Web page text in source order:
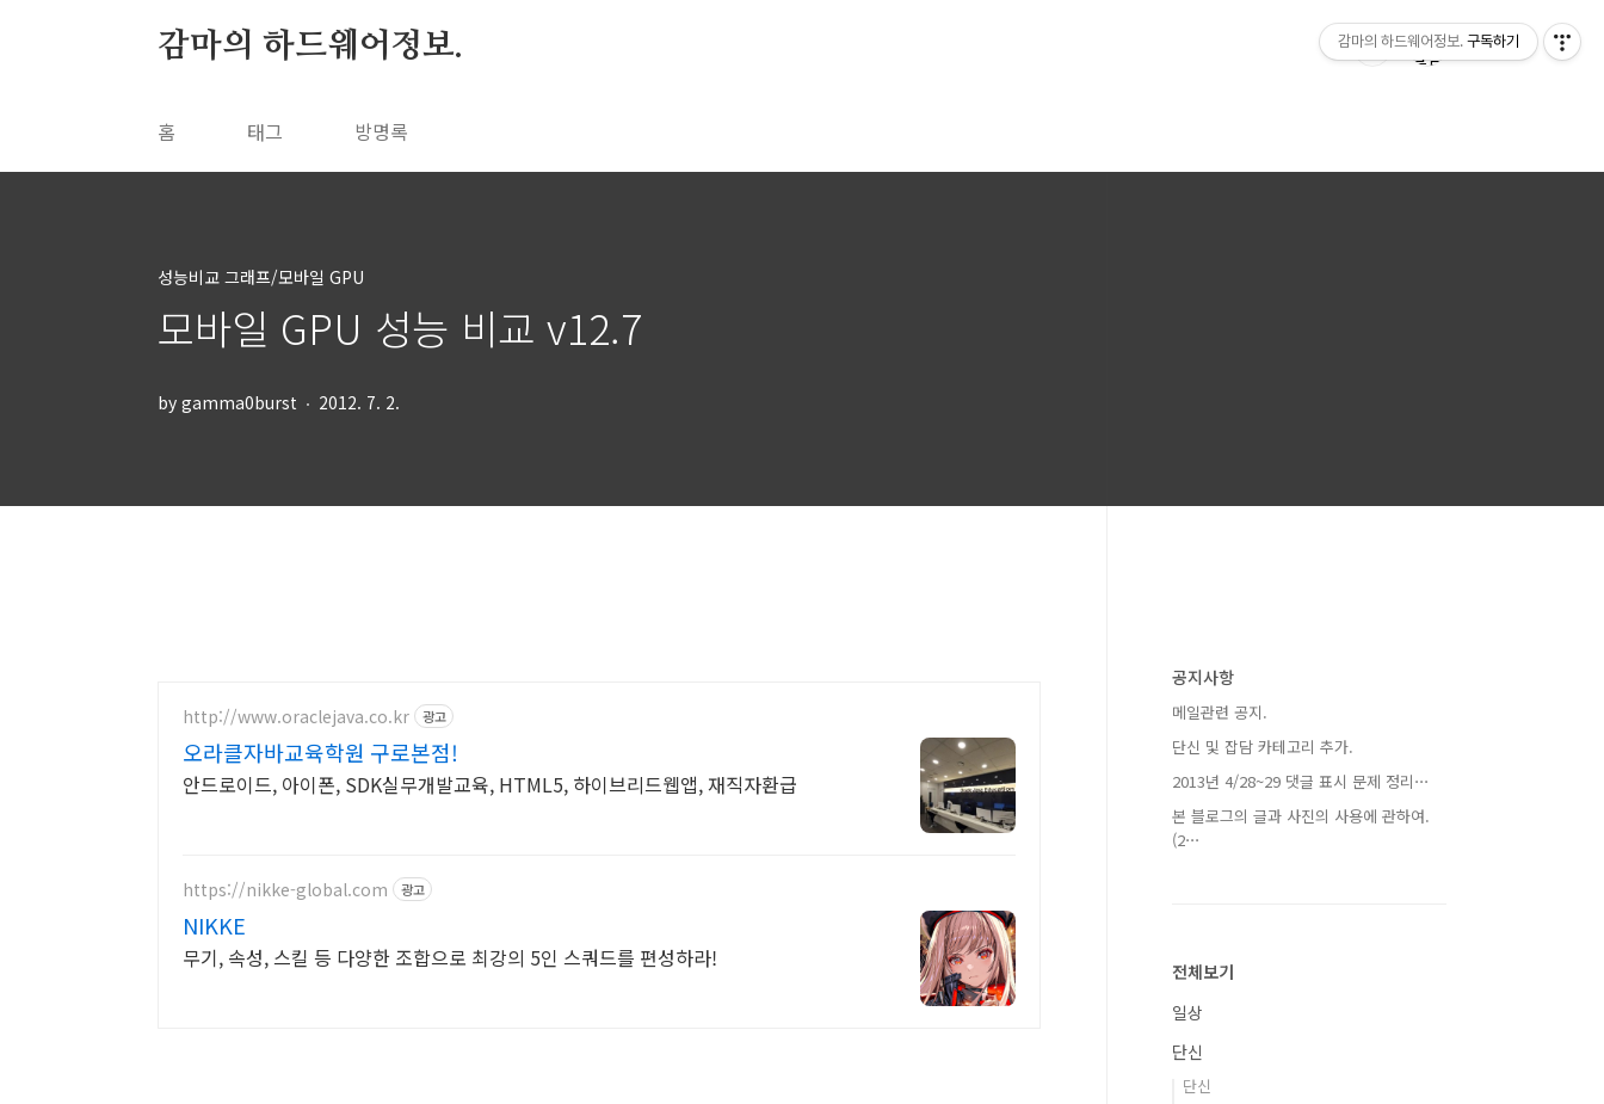
감마의 하드웨어정보.
홈 태그 방명록
성능비교 그래프/모바일 GPU
모바일 GPU 성능 비교 v12.7
by gamma0burst 2012. 7. 2.
http://www.oraclejava.co.kr 광고
오라클자바교육학원 구로본점!
안드로이드, 아이폰, SDK실무개발교육, HTML5, 하이브리드웹앱, 재직자환급
https://nikke-global.com 광고
NIKKE
무기, 속성, 스킬 등 다양한 조합으로 최강의 5인 스쿼드를 편성하라!
공지사항
메일관련 공지.
단신 및 잡담 카테고리 추가.
2013년 4/28~29 댓글 표시 문제 정리⋯
본 블로그의 글과 사진의 사용에 관하여.
(2⋯
전체보기
일상
단신
단신
감마의 하드웨어정보. 구독하기